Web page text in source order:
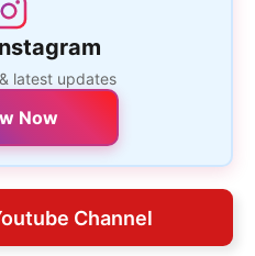
latest updates
Now
Channel